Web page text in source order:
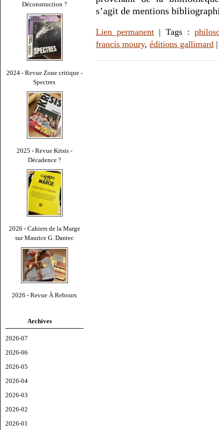
Déconstruction ?
2024 - Revue Zone critique -
Spectres
2025 - Revue Krisis -
Décadence ?
2026 - Cahiers de la Marge
sur Maurice G. Dantec
2026 - Revue À Rebours
Archives
2026-07
2026-06
2026-05
2026-04
2026-03
2026-02
2026-01
s’agit de mentions
Lien permanent | Tags :
francis moury, éditions gallimard